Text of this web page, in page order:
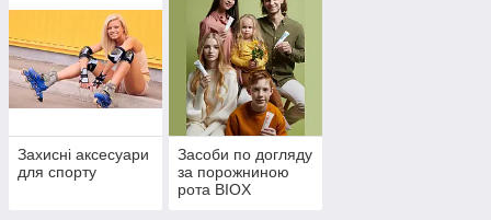
Захисні аксесуари
для спорту
Засоби по догляду
за порожниною
рота BIOX